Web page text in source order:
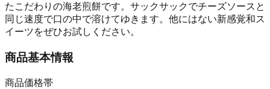
たこだわりの海老煎餅です。サックサックでチーズソースと
同じ速度で口の中で溶けてゆきます。他にはない新感覚和ス
イーツをぜひお試しください。
商品基本情報
商品価格帯